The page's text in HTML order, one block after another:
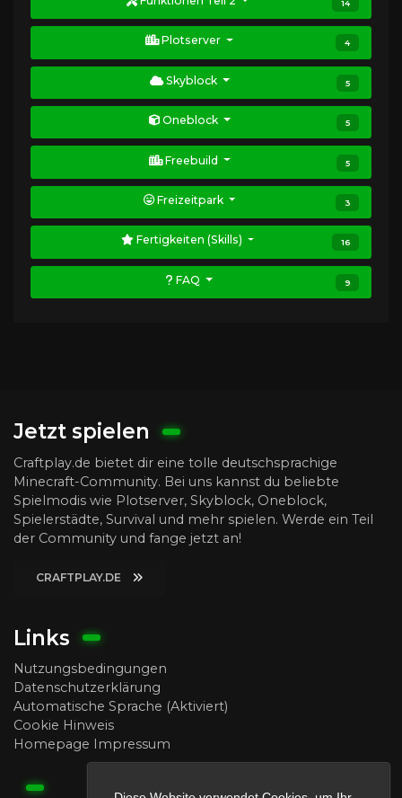
14
Plotserver 4
Skyblock 5
Oneblock 5
Freebuild 5
Freizeitpark 3
Fertigkeiten (Skills) 16
FAQ 9
Jetzt spielen
Craftplay.de bietet dir eine tolle deutschsprachige
Minecraft-Community. Bei uns kannst du beliebte
Spielmodis wie Plotserver, Skyblock, Oneblock,
Spielerstädte, Survival und mehr spielen. Werde ein Teil
der Community und fange jetzt an!
CRAFTPLAY.DE
Links
Nutzungsbedingungen
Datenschutzerklärung
Automatische Sprache (Aktiviert)
Cookie Hinweis
Homepage Impressum